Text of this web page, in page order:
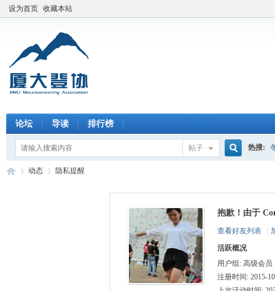
设为首页 收藏本站
论坛 导读 排行榜
帖子
索
热搜:
动态 隐私提醒
抱歉！由于
查看好友列表
活跃概况
用户组: 高级会员
注册时间: 2015-